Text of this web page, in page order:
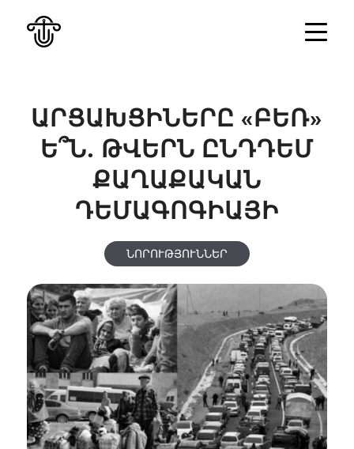
ԱՐՑԱԽՑԻՆԵՐԸ «ԲԵՌ»
Ե՞Ն. ԹՎԵՐՆ ԸՆԴԴԵՄ
ՔԱՂԱՔԱԿԱՆ
ԴԵՄԱԳՈԳԻԱՅԻ
ՆՈՐՈՒԹՅՈՒՆՆԵՐ